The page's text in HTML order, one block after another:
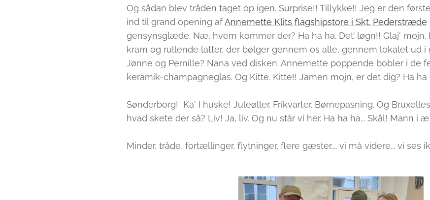
Og sådan blev tråden taget op igen. Surprise!! Tillykke!! Jeg er den
ind til grand opening afAnnemette Klits flagshipstore i Skt. Pederstræde
gensynsglæde. Næ, hvem kommer der? Ha ha ha. Det’ løgn!! Glaj'
kram og rullende latter, der bølger gennem os alle, gennem lokalet ud i
Jønne og Pernille? Nana ved disken. Annemette poppende bobler i de
keramik-champagneglas. Og Kitte. Kitte!! Jamen mojn, er det dig? Ha ha
Sønderborg! Ka' I huske! Juleøller. Frikvarter. Børnepasning. Og
hvad skete der så? Liv! Ja, liv. Og nu står vi her. Ha ha ha... Skål! Mann i
Minder, tråde, fortællinger, flytninger, flere gæster.... vi må videre... vi ses